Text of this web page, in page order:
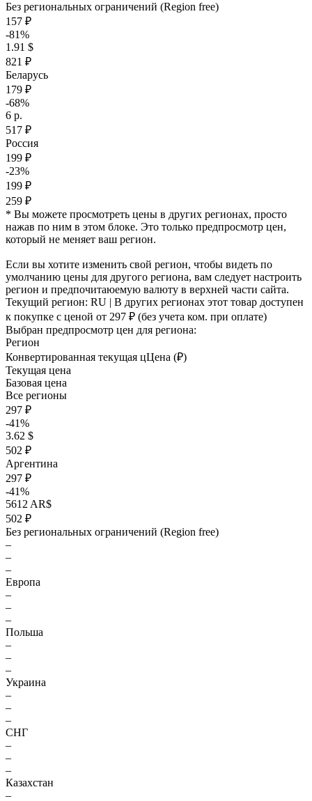
Без региональных ограничений (Region free)
157 ₽
-81%
1.91 $
821 ₽
Беларусь
179 ₽
-68%
6 р.
517 ₽
Россия
199 ₽
-23%
199 ₽
259 ₽
* Вы можете просмотреть цены в других регионах, просто
нажав по ним в этом блоке. Это только предпросмотр цен,
который не меняет ваш регион.
Если вы хотите изменить свой регион, чтобы видеть по
умолчанию цены для другого региона, вам следует настроить
регион и предпочитаюемую валюту в верхней части сайта.
Текущий регион: RU | В других регионах этот товар доступен
к покупке с ценой от 297 ₽ (без учета ком. при оплате)
Выбран предпросмотр цен для региона:
Регион
Конвертированная текущая цЦена (₽)
Текущая цена
Базовая цена
Все регионы
297 ₽
-41%
3.62 $
502 ₽
Аргентина
297 ₽
-41%
5612 AR$
502 ₽
Без региональных ограничений (Region free)
–
–
–
Европа
–
–
–
Польша
–
–
–
Украина
–
–
–
СНГ
–
–
–
Казахстан
–